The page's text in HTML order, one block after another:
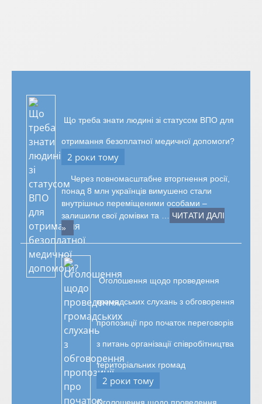
Що треба знати людині зі статусом ВПО для
отримання безоплатної медичної допомоги?
2 роки тому
Через повномасштабне вторгнення росії,
понад 8 млн українців вимушено стали
внутрішньо переміщеними особами –
залишили свої домівки та …
ЧИТАТИ ДАЛІ
»
Оголошення щодо проведення
громадських слухань з обговорення
пропозиції про початок переговорів
з питань організації співробітництва
територіальних громад
2 роки тому
Оголошення щодо проведення